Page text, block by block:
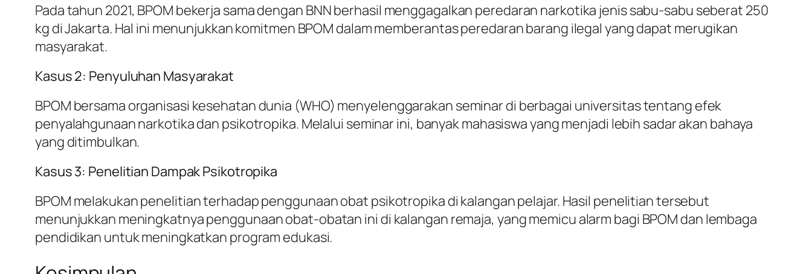
Pada tahun 2021, BPOM bekerja sama dengan BNN berhasil menggagalkan peredaran narkotika jenis sabu-sabu seberat 250
kg di Jakarta. Hal ini menunjukkan komitmen BPOM dalam memberantas peredaran barang ilegal yang dapat merugikan
masyarakat.
Kasus 2: Penyuluhan Masyarakat
BPOM bersama organisasi kesehatan dunia (WHO) menyelenggarakan seminar di berbagai universitas tentang efek
penyalahgunaan narkotika dan psikotropika. Melalui seminar ini, banyak mahasiswa yang menjadi lebih sadar akan bahaya
yang ditimbulkan.
Kasus 3: Penelitian Dampak Psikotropika
BPOM melakukan penelitian terhadap penggunaan obat psikotropika di kalangan pelajar. Hasil penelitian tersebut
menunjukkan meningkatnya penggunaan obat-obatan ini di kalangan remaja, yang memicu alarm bagi BPOM dan lembaga
pendidikan untuk meningkatkan program edukasi.